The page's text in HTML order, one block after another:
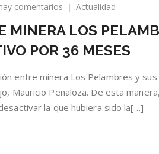
comentarios
en
LOS
LOGRAN
EXITOSO
COLECTIVO
Actualidad
MINERA LOS
POR 36 MESES
entre minera Los Pelambres y
Mauricio Peñaloza. De esta
la que hubiera sido la[…]